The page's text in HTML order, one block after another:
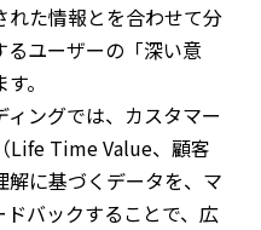
れた情報とを合わせて分
ユーザーの「深い意
。
ングでは、カスタマー
Life Time Value、顧客
に基づくデータを、マ
バックすることで、広